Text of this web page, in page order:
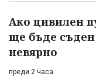
Ако цивилен
ще бъде
невярно
преди 2 часа